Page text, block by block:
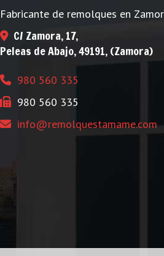
Fabricante de remolques en
C/ Zamora, 17,
Peleas de Abajo,49191,(Zamora)
980 560 335
980 560 335
info
remolquestamame.com